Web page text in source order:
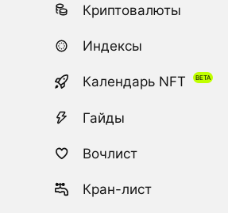
Криптовалюты
Индексы
Календарь NFT
Гайды
Вочлист
Кран-лист